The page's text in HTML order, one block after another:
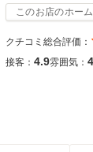
このお店のホー
クチコミ総合評価：
接客： 4.9雰囲気：